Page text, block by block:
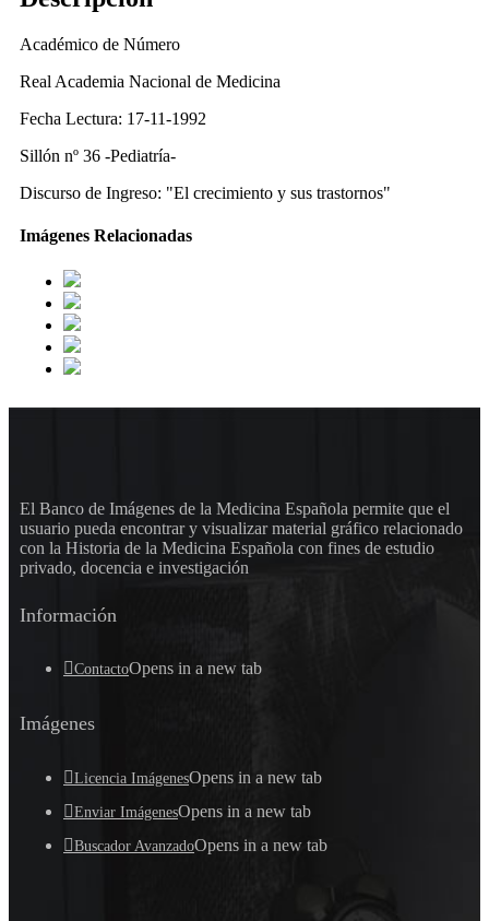
Académico de Número
Real Academia Nacional de Medicina
Fecha Lectura: 17-11-1992
Sillón nº 36 -Pediatría-
Discurso de Ingreso: "El crecimiento y sus trastornos"
Imágenes Relacionadas
El Banco de Imágenes de la Medicina Española permite que el
usuario pueda encontrar y visualizar material gráfico relacionado
con la Historia de la Medicina Española con fines de estudio
privado, docencia e investigación
Información
ContactoOpens in a new tab
Imágenes
Licencia ImágenesOpens in a new tab
Enviar ImágenesOpens in a new tab
Buscador AvanzadoOpens in a new tab